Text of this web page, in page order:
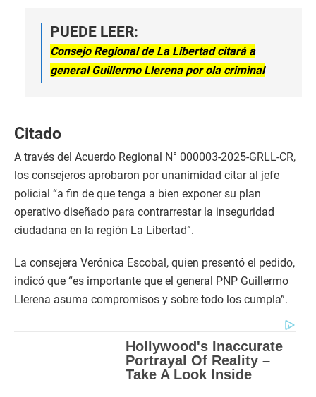
PUEDE LEER:
Consejo Regional de La Libertad citará a
general Guillermo Llerena por ola criminal
Citado
A través del Acuerdo Regional N° 000003-2025-GRLL-CR,
los consejeros aprobaron por unanimidad citar al jefe
policial “a fin de que tenga a bien exponer su plan
operativo diseñado para contrarrestar la inseguridad
ciudadana en la región La Libertad”.
La consejera Verónica Escobal, quien presentó el pedido,
indicó que “es importante que el general PNP Guillermo
Llerena asuma compromisos y sobre todo los cumpla”.